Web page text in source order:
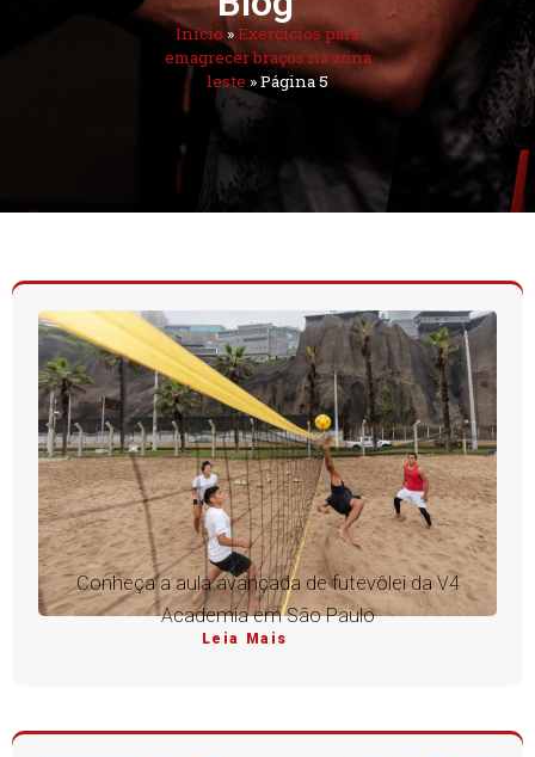
Início »Exercícios para
emagrecer braços na zona
leste »Página 5
Conheça a aula avançada de futevôlei da V4
Academia em São Paulo
Leia Mais